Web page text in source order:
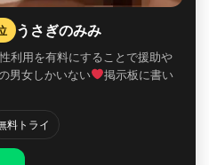
うさぎのみみ
利用を有料にすることで援助や
男女しかいない
掲示板に書い
料トライ